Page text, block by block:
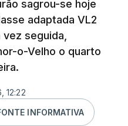
sagrou-se hoje
adaptada VL2
seguida,
o-Velho o quarto
12:22
INFORMATIVA